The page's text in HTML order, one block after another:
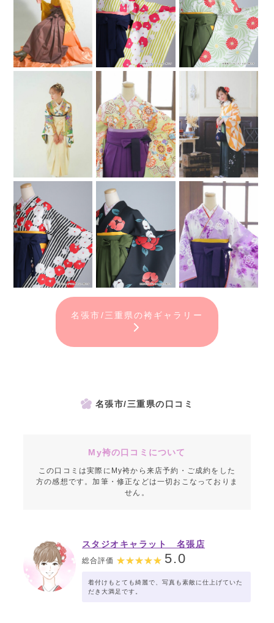
名張市/三重県の袴ギャラリー
名張市/三重県の口コミ
My袴の口コミについて
この口コミは実際にMy袴から来店予約・ご成約をした
方の感想です。加筆・修正などは一切おこなっておりま
せん。
スタジオキャラット 名張店
総合評価 5.0
着付けもとても綺麗で、写真も素敵に仕上げていた
だき大満足です。